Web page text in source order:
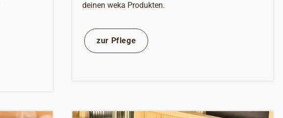
deinen weka Produkten.
zur Pflege